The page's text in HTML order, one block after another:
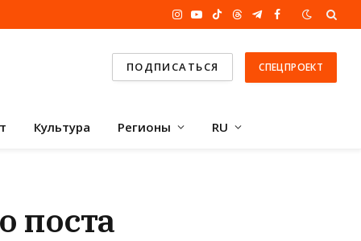
Instagram
YouTube
TikTokThreadsTelegram
Facebook
ПОДПИСАТЬСЯ СПЕЦПРОЕКТ
Культура Регионы RU
поста